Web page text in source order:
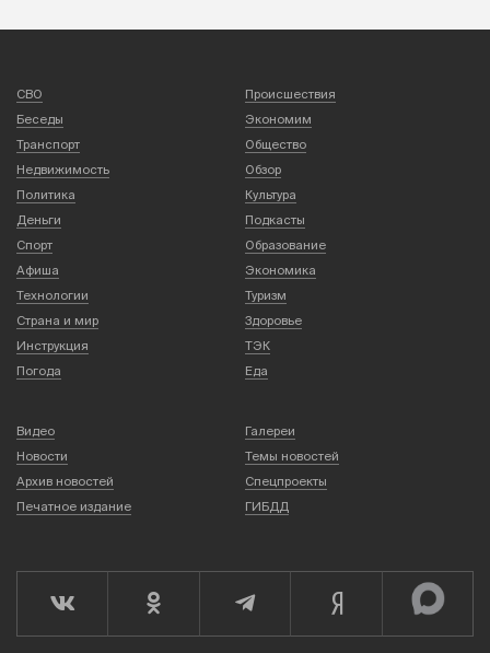
СВО
Происшествия
Беседы
Экономим
Транспорт
Общество
Недвижимость
Обзор
Политика
Культура
Деньги
Подкасты
Спорт
Образование
Афиша
Экономика
Технологии
Туризм
Страна и мир
Здоровье
Инструкция
ТЭК
Погода
Еда
Видео
Галереи
Новости
Темы новостей
Архив новостей
Спецпроекты
Печатное издание
ГИБДД